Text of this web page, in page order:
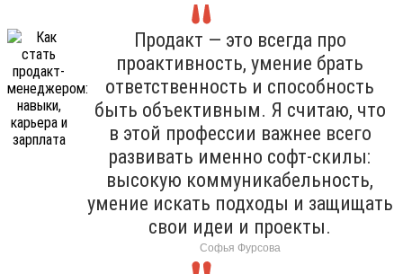
Продакт — это всегда про
проактивность, умение брать
ответственность и способность
быть объективным. Я считаю, что
в этой профессии важнее всего
развивать именно софт-скилы:
высокую коммуникабельность,
умение искать подходы и защищать
свои идеи и проекты.
Софья Фурсова